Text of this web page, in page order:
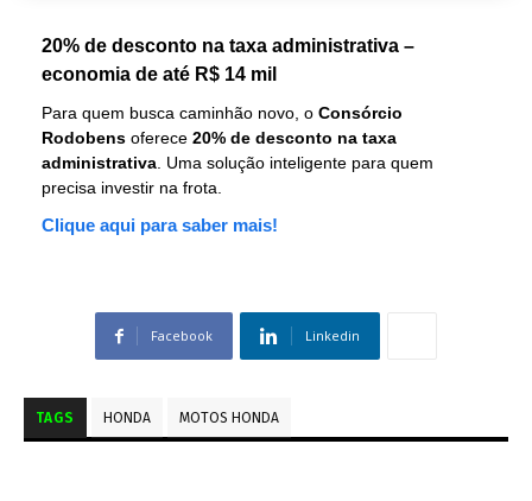
20% de desconto na taxa administrativa –
economia de até R$ 14 mil
Para quem busca caminhão novo, o Consórcio
Rodobens oferece 20% de desconto na taxa
administrativa . Uma solução inteligente para quem
precisa investir na frota.
Clique aqui para saber mais!
Facebook Linkedin
TAGS HONDA MOTOS HONDA